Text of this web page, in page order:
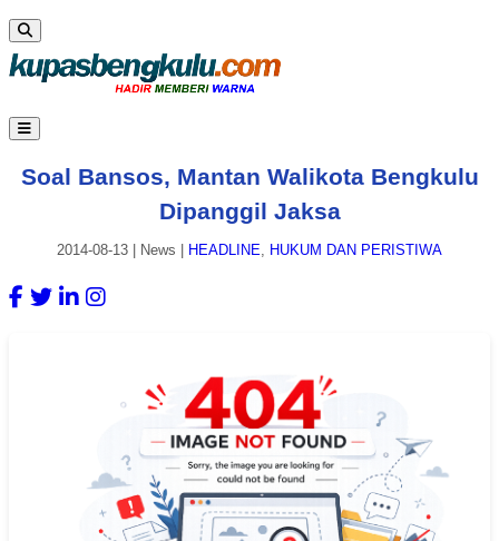
Soal Bansos, Mantan Walikota Bengkulu
Dipanggil Jaksa
2014-08-13 News HEADLINE, HUKUM DAN PERISTIWA